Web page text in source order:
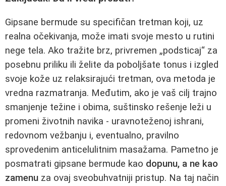
Gipsane bermude su specifičan tretman koji, uz
realna očekivanja, može imati svoje mesto u rutini
nege tela. Ako tražite brz, privremen „podsticaj“ za
posebnu priliku ili želite da poboljšate tonus i izgled
svoje kože uz relaksirajući tretman, ova metoda je
vredna razmatranja. Međutim, ako je vaš cilj trajno
smanjenje težine i obima, suštinsko rešenje leži u
promeni životnih navika - uravnoteženoj ishrani,
redovnom vežbanju i, eventualno, pravilno
sprovedenim anticelulitnim masažama. Pametno je
posmatrati gipsane bermude kao dopunu, a ne kao
zamenu za ovaj sveobuhvatniji pristup. Na taj način